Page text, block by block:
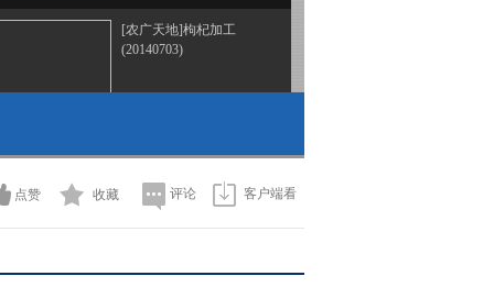
[农广天地]枸杞加工
(20140703)
化肥的识别
2014-07-02 19:49:08
[农广天地]麝香鼠的养殖
点赞 收藏 评论 客户端看